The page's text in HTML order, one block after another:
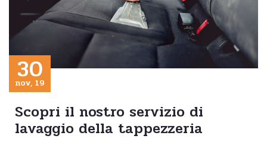
30
nov, 19
Scopri il nostro servizio di
lavaggio della tappezzeria